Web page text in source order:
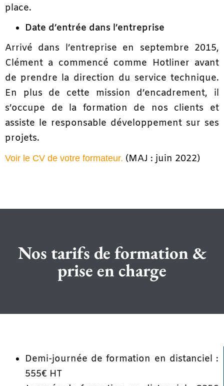
place.
Date d’entrée dans l’entreprise
Arrivé dans l’entreprise en septembre 2015,
Clément a commencé comme Hotliner avant
de prendre la direction du service technique.
En plus de cette mission d’encadrement, il
s’occupe de la formation de nos clients et
assiste le responsable développement sur ses
projets.
Voir le CV de votre formateur. (MAJ : juin 2022)
Nos tarifs de formation &
prise en charge
Demi-journée de formation en distanciel :
555€ HT